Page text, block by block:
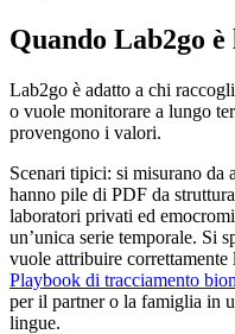
Quando Lab2go
Lab2go è adatto a chi
o vuole monitorare a lungo
provengono i valori.
Scenari tipici: si misurano da
hanno pile di PDF da
laboratori privati ed
un’unica serie temporale. Si
vuole attribuire
Playbook di tracciamento
per il partner o la famiglia in
lingue.